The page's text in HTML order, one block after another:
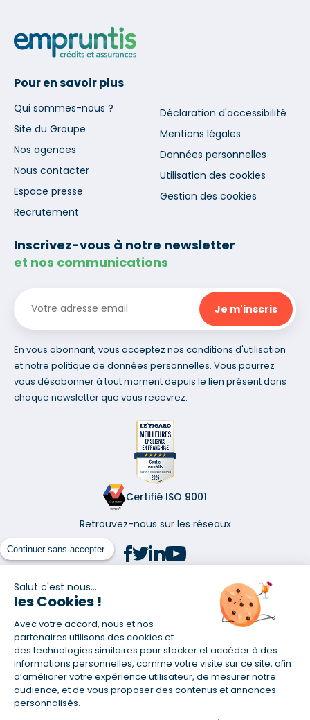
Continuer sans accepter
Salut c'est nous...
les Cookies !
Avec votre accord, nous et nos
partenaires utilisons des cookies et
des technologies similaires pour stocker et accéder à des
informations personnelles, comme votre visite sur ce site, afin
d’améliorer votre expérience utilisateur, de mesurer notre
audience, et de vous proposer des contenus et annonces
personnalisés.
Pour en savoir plus
Qui sommes-nous ?
Site du Groupe
Nos agences
Nous contacter
Espace presse
Recrutement
Déclaration d'accessibilité
Mentions légales
Données personnelles
Utilisation des cookies
Gestion des cookies
Inscrivez-vous à notre newsletter
et nos communications
En vous abonnant, vous acceptez nos conditions d'utilisation
et notre politique de données personnelles. Vous pourrez
vous désabonner à tout moment depuis le lien présent dans
chaque newsletter que vous recevrez.
Certifié ISO 9001
Retrouvez-nous sur les réseaux
(1) Taux fixe national hors assurance et selon votre profil
(2) Économie de 65 % pour l'assurance d'un prêt amortissable de 330
457,23 € à 0,90 % sur 19,5 ans, accordé à un salarié non cadre assuré à
100 % (décès, PTIA, IPP, ITT, IPP) âgé de 36 ans fumeur et une personne
salariée non cadre assurée à 100 % (décès, PTIA, IPP, ITT, IPP) âgée de 35
ans et non-fumeur, tous deux sans risque médical connu. Au
14/07/2019, coût de l'assurance proposée par la banque 179,08 €/mois
en moyenne contre 64,60 €/mois en moyenne au 14/07/2022 avec
Empruntis.com (TAEA : 0,44 %, coût total de l'assurance : 15 117,65 €).